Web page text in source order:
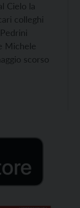
Cielo la
colleghi
Michele
scorso